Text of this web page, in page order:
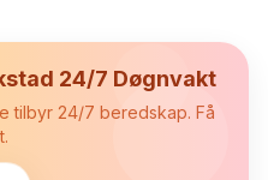
24/7 Døgnvakt
tilbyr 24/7 beredskap. Få